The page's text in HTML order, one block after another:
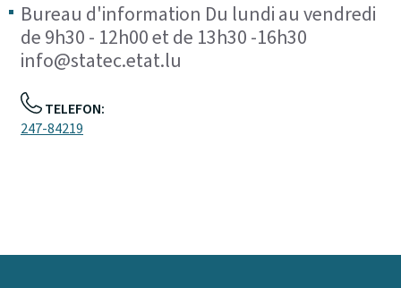
Bureau d'information Du lundi au vendredi
de 9h30 - 12h00 et de 13h30 -16h30
info@statec.etat.lu
TELEFON:
247-84219